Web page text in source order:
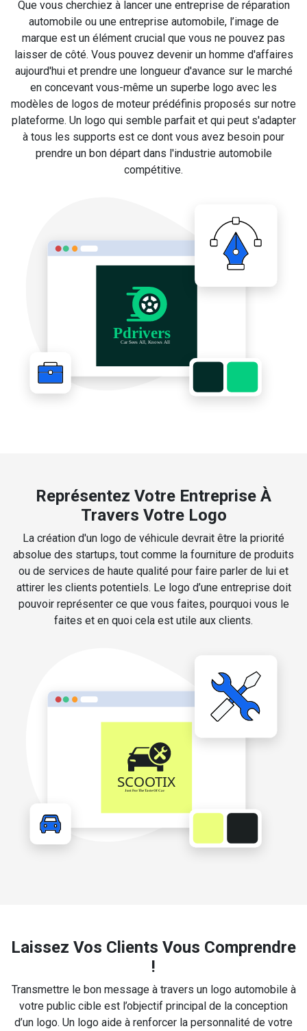
Que vous cherchiez à lancer une entreprise de réparation
automobile ou une entreprise automobile, l’image de
marque est un élément crucial que vous ne pouvez pas
laisser de côté. Vous pouvez devenir un homme d'affaires
aujourd'hui et prendre une longueur d'avance sur le marché
en concevant vous-même un superbe logo avec les
modèles de logos de moteur prédéfinis proposés sur notre
plateforme. Un logo qui semble parfait et qui peut s'adapter
à tous les supports est ce dont vous avez besoin pour
prendre un bon départ dans l'industrie automobile
compétitive.
Représentez Votre Entreprise À
Travers Votre Logo
La création d'un logo de véhicule devrait être la priorité
absolue des startups, tout comme la fourniture de produits
ou de services de haute qualité pour faire parler de lui et
attirer les clients potentiels. Le logo d’une entreprise doit
pouvoir représenter ce que vous faites, pourquoi vous le
faites et en quoi cela est utile aux clients.
Laissez Vos Clients Vous Comprendre
!
Transmettre le bon message à travers un logo automobile à
votre public cible est l’objectif principal de la conception
d’un logo. Un logo aide à renforcer la personnalité de votre